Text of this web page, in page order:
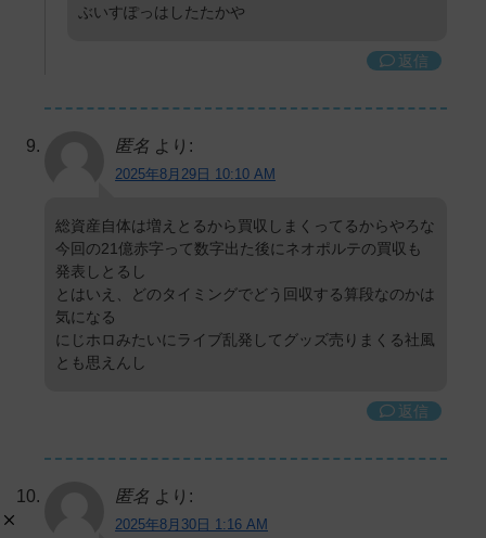
ぶいすぽっはしたたかや
返信
匿名 より:
2025年8月29日 10:10 AM
総資産自体は増えとるから買収しまくってるからやろな
今回の21億赤字って数字出た後にネオポルテの買収も
発表しとるし
とはいえ、どのタイミングでどう回収する算段なのかは
気になる
にじホロみたいにライブ乱発してグッズ売りまくる社風
とも思えんし
返信
匿名 より:
2025年8月30日 1:16 AM